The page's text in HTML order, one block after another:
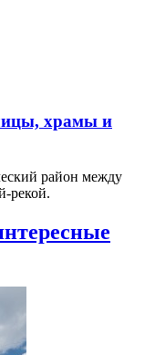
храмы и
район между
рекой.